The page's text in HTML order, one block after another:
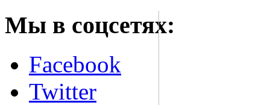
Мы в соцсетях:
Facebook
Twitter